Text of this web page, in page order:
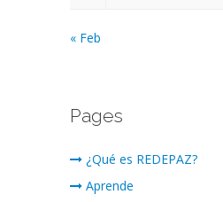
« Feb
Pages
¿Qué es REDEPAZ?
Aprende